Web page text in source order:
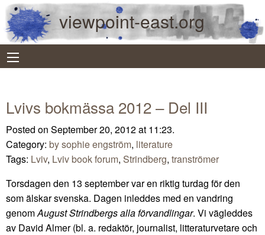
viewpoint-east.org
Lvivs bokmässa 2012 – Del III
Posted on September 20, 2012 at 11:23.
Category: by sophie engström, literature
Tags: Lviv, Lviv book forum, Strindberg, tranströmer
Torsdagen den 13 september var en riktig turdag för den
som älskar svenska. Dagen inleddes med en vandring
genomAugust Strindbergs alla förvandlingar. Vi vägleddes
av David Almer (bl. a. redaktör, journalist, litteraturvetare och